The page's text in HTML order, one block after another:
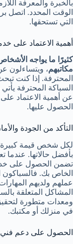
بالخبرة والمعرفة
الوقت المحدد. اتصل
التي تستحقها.
أهمية الاعتماد على
كثيرًا ما يواجه
مكاتبهم، ويتساءلون
المحترفة. إذا كنت
السباكة المحترفة
عن أهمية الاعتماد
الحصول عليها.
التأكد من الجودة
لكل شخص قيمة كبيرة
بأفضل حالاتها. عندما
تضمن الحصول على
الخاص بك.
عملهم ولديهم
المشاكل المتعلقة
ومعدات متطورة لتحقيق
في منزلك أو مكتبك.
الحصول على دعم